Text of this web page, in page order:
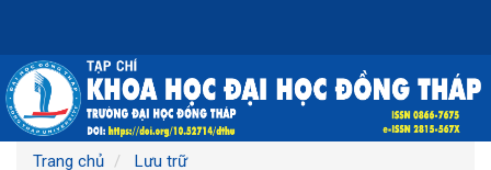
chính
Nội
dung
chính
Thanh
Trang chủ
Lưu trữ